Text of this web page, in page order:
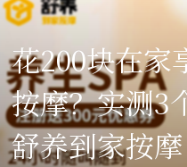
花200块在家
按摩？实测3
舒养到家按摩